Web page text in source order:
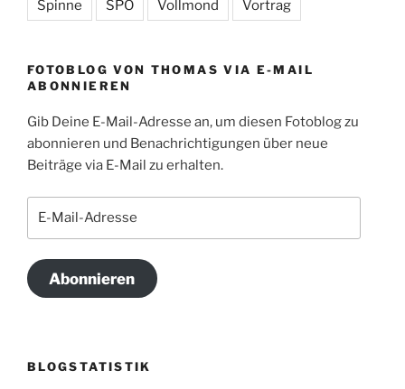
Spinne SPO Vollmond Vortrag
FOTOBLOG VON THOMAS VIA E-MAIL
ABONNIEREN
Gib Deine E-Mail-Adresse an, um diesen Fotoblog zu
abonnieren und Benachrichtigungen über neue
Beiträge via E-Mail zu erhalten.
Abonnieren
BLOGSTATISTIK